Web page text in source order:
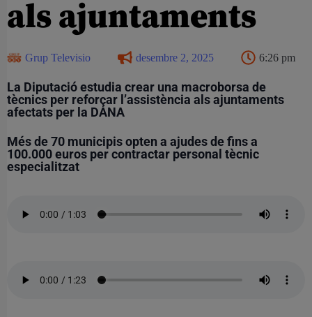
als ajuntaments
Grup Televisio desembre 2, 2025 6:26 pm
La Diputació estudia crear una macroborsa de
tècnics per reforçar l’assistència als ajuntaments
afectats per la DANA
Més de 70 municipis opten a ajudes de fins a
100.000 euros per contractar personal tècnic
especialitzat